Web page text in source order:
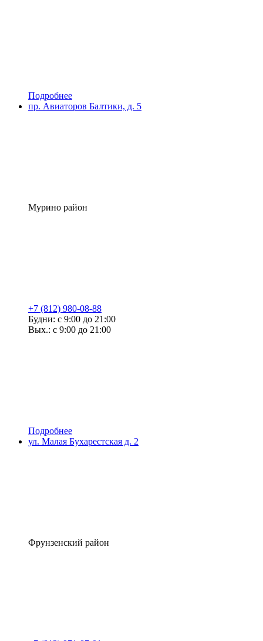
Подробнее
пр. Авиаторов Балтики, д. 5
Мурино район
+7 (812) 980-08-88
Будни: с 9:00 до 21:00
Вых.: с 9:00 до 21:00
Подробнее
ул. Малая Бухарестская д. 2
Фрунзенский район